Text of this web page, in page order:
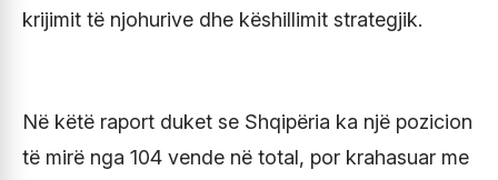
krijimit të njohurive dhe këshillimit strategjik.
Në këtë raport duket se Shqipëria ka një pozicion
të mirë nga 104 vende në total, por krahasuar me